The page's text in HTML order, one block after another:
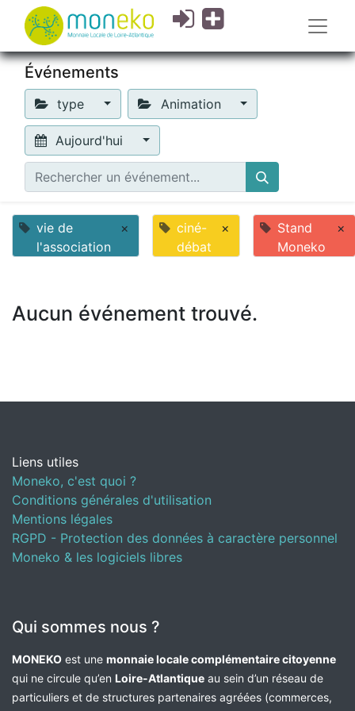
Événements
type Animation
Aujourd'hui
vie de
l'association
×
ciné-
débat
×
Stand
Moneko
×
Aucun événement trouvé.
Liens utiles
Moneko, c'est quoi ?
Conditions générales d'utilisation
Mentions légales
RGPD - Protection des données à caractère personnel
Moneko & les logiciels libres
Qui sommes nous ?
MONEKO est une monnaie locale complémentaire citoyenne
qui ne circule qu’en Loire-Atlantique au sein d’un réseau de
particuliers et de structures partenaires agréées (commerces,